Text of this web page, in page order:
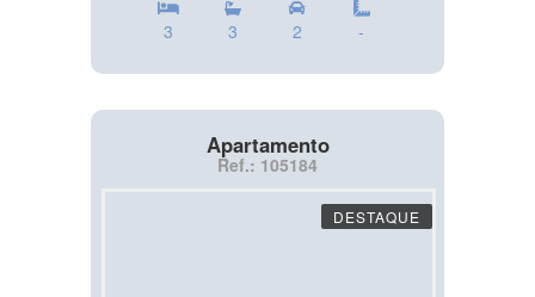
3 3 2 -
Apartamento
Ref.: 105184
DESTAQUE